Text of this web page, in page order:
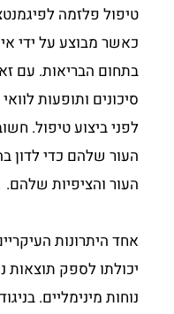
טיפול פלזמה
כאשר מבוצע על ידי
בתחום הבריאות. עם
סיכונים ותופעות
לפני ביצוע טיפול.
העור שלהם כדי לדון
העור והציפיות שלהם.
אחד היתרונות
יכולתו לספק תוצאות
נוחות מינימליים.